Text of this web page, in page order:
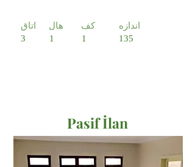
اتاق
3
هال
1
کف
1
اندازه
135
Pasif İlan
Satılık